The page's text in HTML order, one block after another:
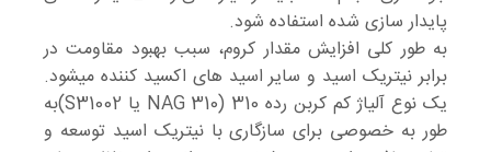
پایدار سازی شده استفاده شود.
به طور کلی افزایش مقدار کروم، سبب بهبود مقاومت در
برابر نیتریک اسید و سایر اسید های اکسید کننده میشود.
یک نوع آلیاژ کم کربن رده 310 (NAG 310 یا S31002)به
طور به خصوصی برای سازگاری با نیتریک اسید توسعه و